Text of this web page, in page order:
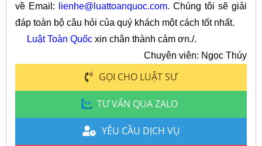
về Email:
lienhe@luattoanquoc.com. Chúng tôi sẽ giải
đáp toàn bộ câu hỏi của quý khách một cách tốt nhất.
Luật Toàn Quốcxin chân thành cảm ơn./.
Chuyên viên: Ngọc Thúy
GỌI CHO LUẬT SƯ
TƯ VẤN QUA ZALO
YÊU CẦU DỊCH VỤ